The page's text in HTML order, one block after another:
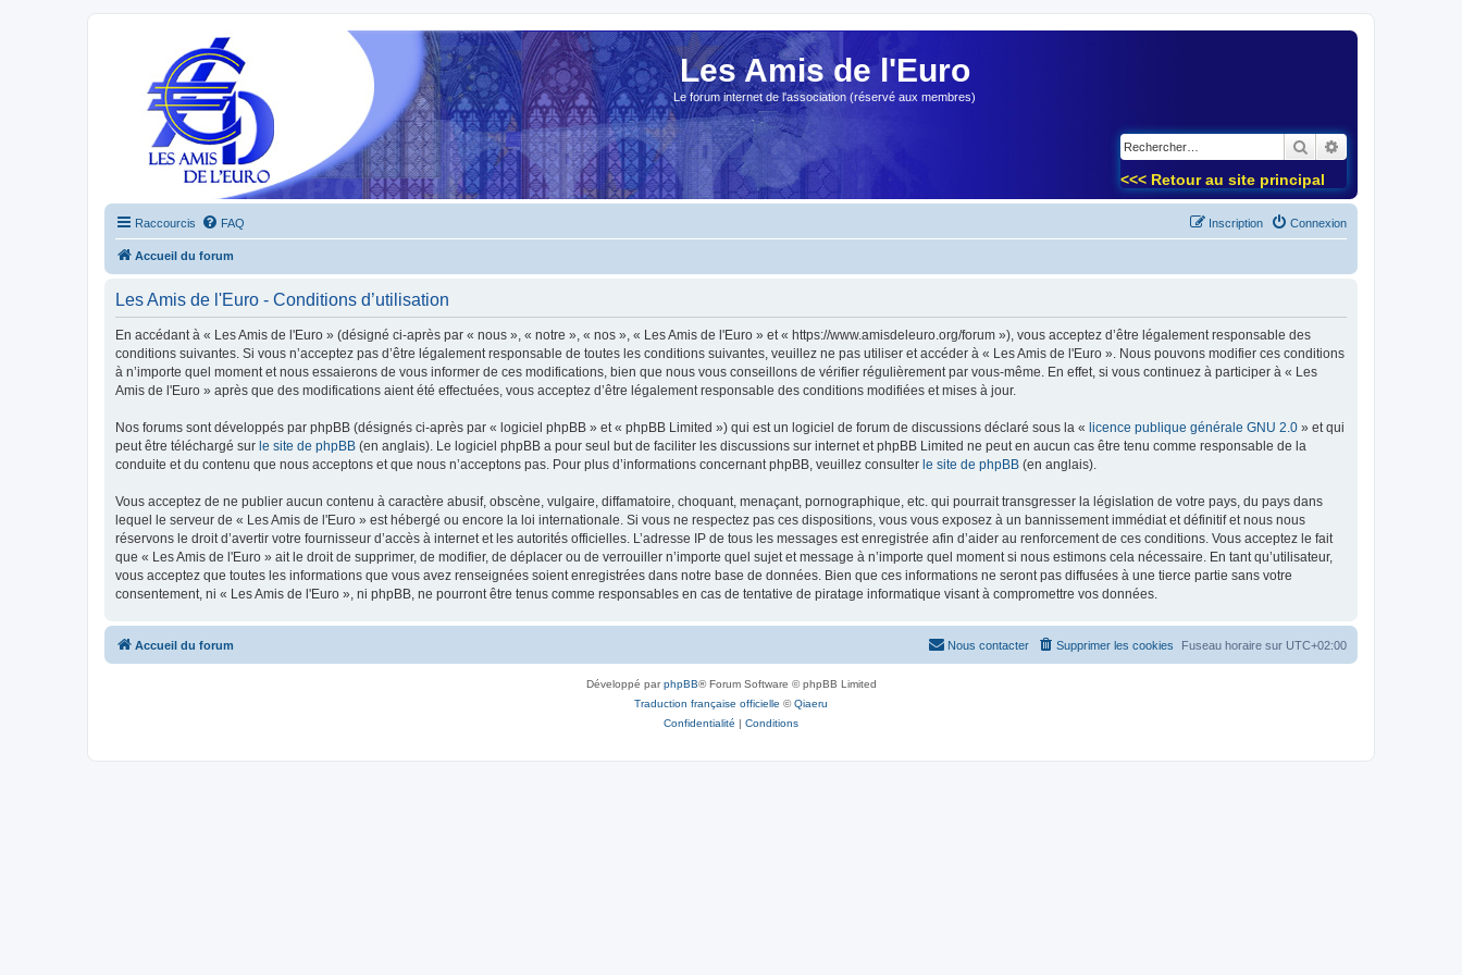
Les Amis de l'Euro
Le forum internet de l'association (réservé aux membres)
Rechercher
<<< Retour au site principal
Raccourcis FAQ Connexion
Inscription
Accueil du forum
Les Amis de l'Euro - Conditions d’utilisation
En accédant à « Les Amis de l'Euro » (désigné ci-après par « nous », « notre », « nos », « Les Amis de l'Euro » et « https://www.amisdeleuro.org/forum »), vous acceptez d’être légalement responsable des
conditions suivantes. Si vous n’acceptez pas d’être légalement responsable de toutes les conditions suivantes, veuillez ne pas utiliser et accéder à « Les Amis de l'Euro ». Nous pouvons modifier ces conditions
à n’importe quel moment et nous essaierons de vous informer de ces modifications, bien que nous vous conseillons de vérifier régulièrement par vous-même. En effet, si vous continuez à participer à « Les
Amis de l'Euro » après que des modifications aient été effectuées, vous acceptez d’être légalement responsable des conditions modifiées et mises à jour.
Nos forums sont développés par phpBB (désignés ci-après par « logiciel phpBB » et « phpBB Limited ») qui est un logiciel de forum de discussions déclaré sous la « licence publique générale GNU 2.0 » et qui
peut être téléchargé sur le site de phpBB (en anglais). Le logiciel phpBB a pour seul but de faciliter les discussions sur internet et phpBB Limited ne peut en aucun cas être tenu comme responsable de la
conduite et du contenu que nous acceptons et que nous n’acceptons pas. Pour plus d’informations concernant phpBB, veuillez consulter le site de phpBB (en anglais).
Vous acceptez de ne publier aucun contenu à caractère abusif, obscène, vulgaire, diffamatoire, choquant, menaçant, pornographique, etc. qui pourrait transgresser la législation de votre pays, du pays dans
lequel le serveur de « Les Amis de l'Euro » est hébergé ou encore la loi internationale. Si vous ne respectez pas ces dispositions, vous vous exposez à un bannissement immédiat et définitif et nous nous
réservons le droit d’avertir votre fournisseur d’accès à internet et les autorités officielles. L’adresse IP de tous les messages est enregistrée afin d’aider au renforcement de ces conditions. Vous acceptez le fait
que « Les Amis de l'Euro » ait le droit de supprimer, de modifier, de déplacer ou de verrouiller n’importe quel sujet et message à n’importe quel moment si nous estimons cela nécessaire. En tant qu’utilisateur,
vous acceptez que toutes les informations que vous avez renseignées soient enregistrées dans notre base de données. Bien que ces informations ne seront pas diffusées à une tierce partie sans votre
consentement, ni « Les Amis de l'Euro », ni phpBB, ne pourront être tenus comme responsables en cas de tentative de piratage informatique visant à compromettre vos données.
Accueil du forum Fuseau horaire sur UTC+02:00
Supprimer les cookies
Nous contacter
Développé parphpBB® Forum Software © phpBB Limited
Traduction française officielle ©Qiaeru
Confidentialité | Conditions